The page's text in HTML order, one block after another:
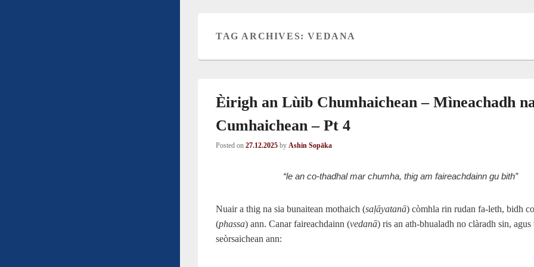
TAG ARCHIVES:VEDANA
Èirigh an Lùib Chumhaichean – Mìneachadh
Cumhaichean – Pt 4
Posted on 27.12.2025 by Ashin Sopāka
“le an co-thadhal mar chumha, thig am faireachdainn gu bith”
Nuair a thig na sia bunaitean mothaich (saḷāyatanā) còmhla rin rudan fa-leth, bidh
(phassa) ann. Canar faireachdainn (vedanā) ris an ath-bhualadh no clàradh sin, agus
seòrsaichean ann: